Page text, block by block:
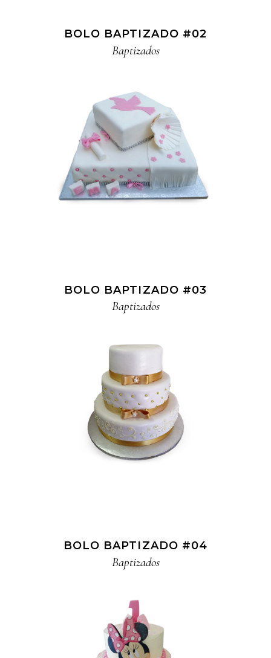
BOLO BAPTIZADO #02
Baptizados
BOLO BAPTIZADO #03
Baptizados
BOLO BAPTIZADO #04
Baptizados